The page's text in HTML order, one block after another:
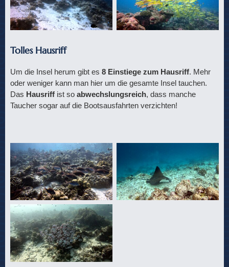
Tolles Hausriff
Um die Insel herum gibt es 8 Einstiege zum Hausriff. Mehr
oder weniger kann man hier um die gesamte Insel tauchen.
Das Hausriff ist so abwechslungsreich, dass manche
Taucher sogar auf die Bootsausfahrten verzichten!